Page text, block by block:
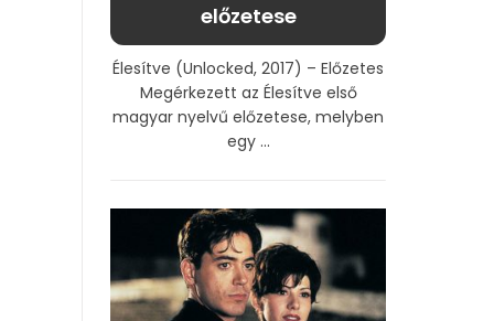
előzetese
Élesítve (Unlocked, 2017) – Előzetes
Megérkezett az Élesítve első
magyar nyelvű előzetese, melyben
egy ...